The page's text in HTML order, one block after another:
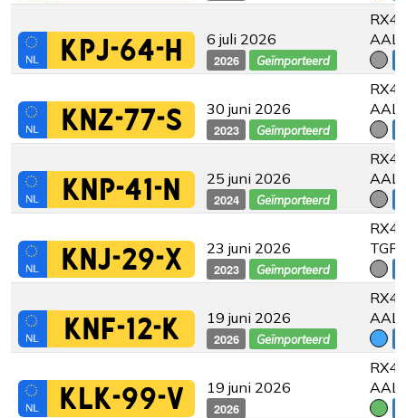
KPJ-64-H 6 juli 2026
2026 Geïmporteerd
KNZ-77-S 30 juni 2026
2023 Geïmporteerd
KNP-41-N 25 juni 2026
2024 Geïmporteerd
KNJ-29-X 23 juni 2026
2023 Geïmporteerd
KNF-12-K 19 juni 2026
2026 Geïmporteerd
KLK-99-V 19 juni 2026
2026